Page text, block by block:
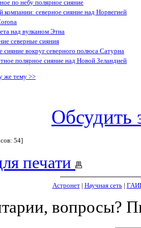
по небу полярное сияние
компании: северное сияние над Норвегией
над вулканом Этна
северные сияния
сияние вокруг северного полюса Сатурна
полярное сияние над Новой Зеландией
же тему >>
Обсудить
54]
печати
Астронет| Научная сеть|
вопросы?